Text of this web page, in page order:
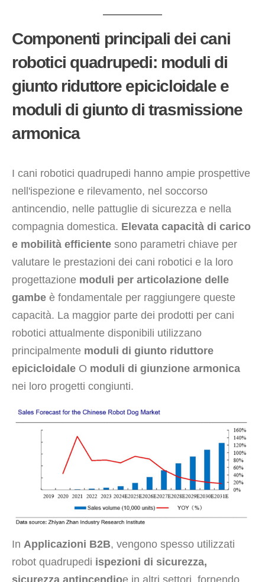
Componenti principali dei cani
robotici quadrupedi: moduli di
giunto riduttore epicicloidale e
moduli di giunto di trasmissione
armonica
I cani robotici quadrupedi hanno ampie prospettive
nell'ispezione e rilevamento, nel soccorso
antincendio, nelle pattuglie di sicurezza e nella
compagnia domestica. Elevata capacità di carico
e mobilità efficiente sono parametri chiave per
valutare le prestazioni dei cani robotici e la loro
progettazione moduli per articolazione delle
gambe è fondamentale per raggiungere queste
capacità. La maggior parte dei prodotti per cani
robotici attualmente disponibili utilizzano
principalmente moduli di giunto riduttore
epicicloidale O moduli di giunzione armonica
nei loro progetti congiunti.
In Applicazioni B2B, vengono spesso utilizzati
robot quadrupedi ispezioni di sicurezza,
sicurezza antincendioe in altri settori, fornendo